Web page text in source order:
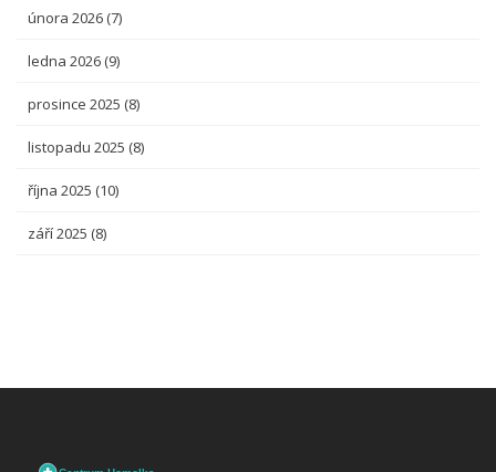
února 2026 (7)
ledna 2026 (9)
prosince 2025 (8)
listopadu 2025 (8)
října 2025 (10)
září 2025 (8)